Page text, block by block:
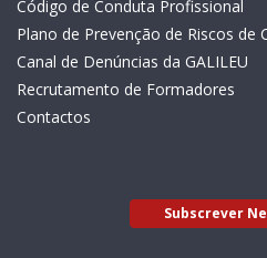
Código de Conduta Profissional
Plano de Prevenção de Riscos de
Canal de Denúncias da GALILEU
Recrutamento de Formadores
Contactos
Subscrever